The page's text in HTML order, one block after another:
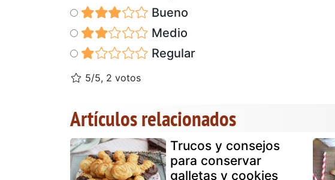
Bueno
Medio
Regular
5/5, 2 votos
Artículos relacionados
Trucos y consejos
para conservar
galletas y cookies